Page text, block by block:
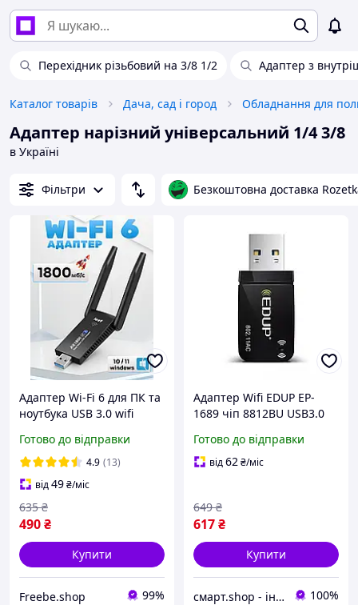
Перехідник різьбовий на 3/8 1/2 Адаптер з
Каталог товарів Дача, сад і город Обладнання для
Адаптер нарізний універсальний 1/4 3/8
в Україні
Фільтри Безкоштовна доставка
Адаптер Wi-Fi 6 для ПК та
ноутбука USB 3.0 wifi
вайфай модуль для
комп'ютера 2.4/5.8ГГц
Готово до відправки
4.9 (13)
від49₴/міс
490₴
635 ₴
Купити
Freebe.shop 99%
Адаптер Wifi EDUP EP-
1689 чіп 8812BU USB3.0
Ghz Двохдіапазонний
Готово до відправки
від62₴/міс
617₴
649 ₴
Купити
смарт.shop - інтернет магазин електроніки 100%